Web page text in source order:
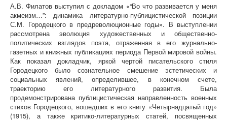
А.В. Филатов выступил с докладом «“Во что развивается у меня
акмеизм…”: динамика литературно-публицистической позиции
С.М. Городецкого в предреволюционные годы». В выступлении
рассмотрена эволюция художественных и общественно-
политических взглядов поэта, отраженная в его журнально-
газетных и книжных публикациях периода Первой мировой войны.
Как показал докладчик, яркой чертой писательского стиля
Городецкого было сознательное смешение эстетических и
социальных явлений, определившее, в конечном счете,
траекторию его литературного развития. Была
продемонстрирована публицистическая направленность военных
стихов Городецкого, вошедших в его книгу «Четырнадцатый год»
(1915), а также критико-литературных статей, посвященных